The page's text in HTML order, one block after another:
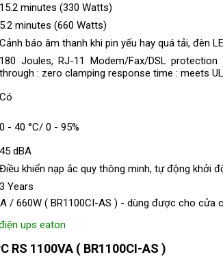
Điều khiển nạp ắc quy
động khởi động lại thiết bị
lại
15.2 minutes (330 Watts)
5.2 minutes (660 Watts)
Cảnh báo âm thanh khi pin yếu hay quá tải, đèn
180 Joules, RJ-11 Modem/Fax/DSL
through : zero clamping response time : meets
Có
0 - 40 °C/ 0 - 95%
45 dBA
Điều khiển nạp ắc quy thông minh, tự động khởi
3 Years
/ 660W ( BR1100CI-AS ) - dùng được cho cửa
ups eaton
RS 1100VA ( BR1100CI-AS )